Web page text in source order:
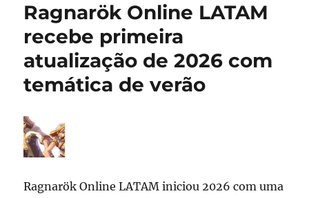
Ragnarök Online LATAM
recebe primeira
atualização de 2026 com
temática de verão
Ragnarök Online LATAM iniciou 2026 com uma